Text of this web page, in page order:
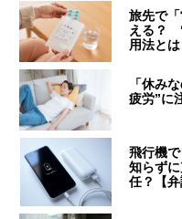
旅先で
える？
用法とは
「休み
疲労”に
飛行機
知らず
任？【弁